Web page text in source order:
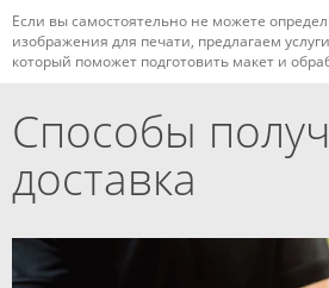
Если вы самостоятельно не можете
изображения для печати, предлагаем
который поможет подготовить макет и
Способы
доставка